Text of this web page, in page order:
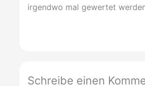
irgendwo mal gewertet
Schreibe einen